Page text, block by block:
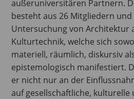
außeruniversitären Partnern.
besteht aus 26 Mitgliedern
Untersuchung von Architektur
Kulturtechnik, welche sich
materiell, räumlich, diskursiv
epistemologisch manifestiert.
er nicht nur an der
auf gesellschaftliche, kulturelle